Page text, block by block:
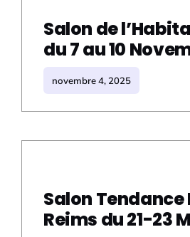
Salon de
du 7 au 10
novembre 4, 2025
Salon
Reims du 21-23